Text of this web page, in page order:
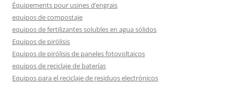
Équipements pour usines d’engrais
equipos de compostaje
equipos de fertilizantes solubles en agua sólidos
Equipos de pirólisis
Equipos de pirólisis de paneles fotovoltaicos
equipos de reciclaje de baterías
Equipos para el reciclaje de residuos electrónicos